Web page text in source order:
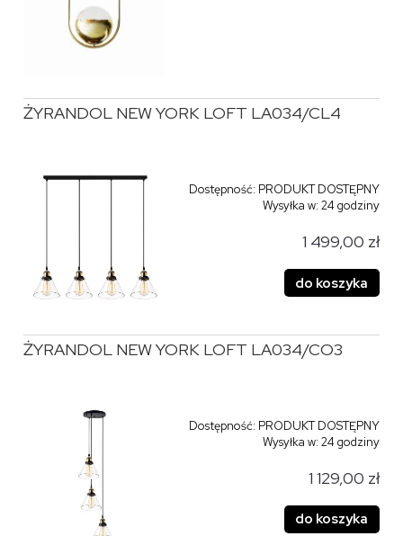
ŻYRANDOL NEW YORK LOFT LA034/CL4
Dostępność: PRODUKT DOSTĘPNY
Wysyłka w:24 godziny
1 499,00 zł
do koszyka
ŻYRANDOL NEW YORK LOFT LA034/CO3
Dostępność: PRODUKT DOSTĘPNY
Wysyłka w:24 godziny
1 129,00 zł
do koszyka